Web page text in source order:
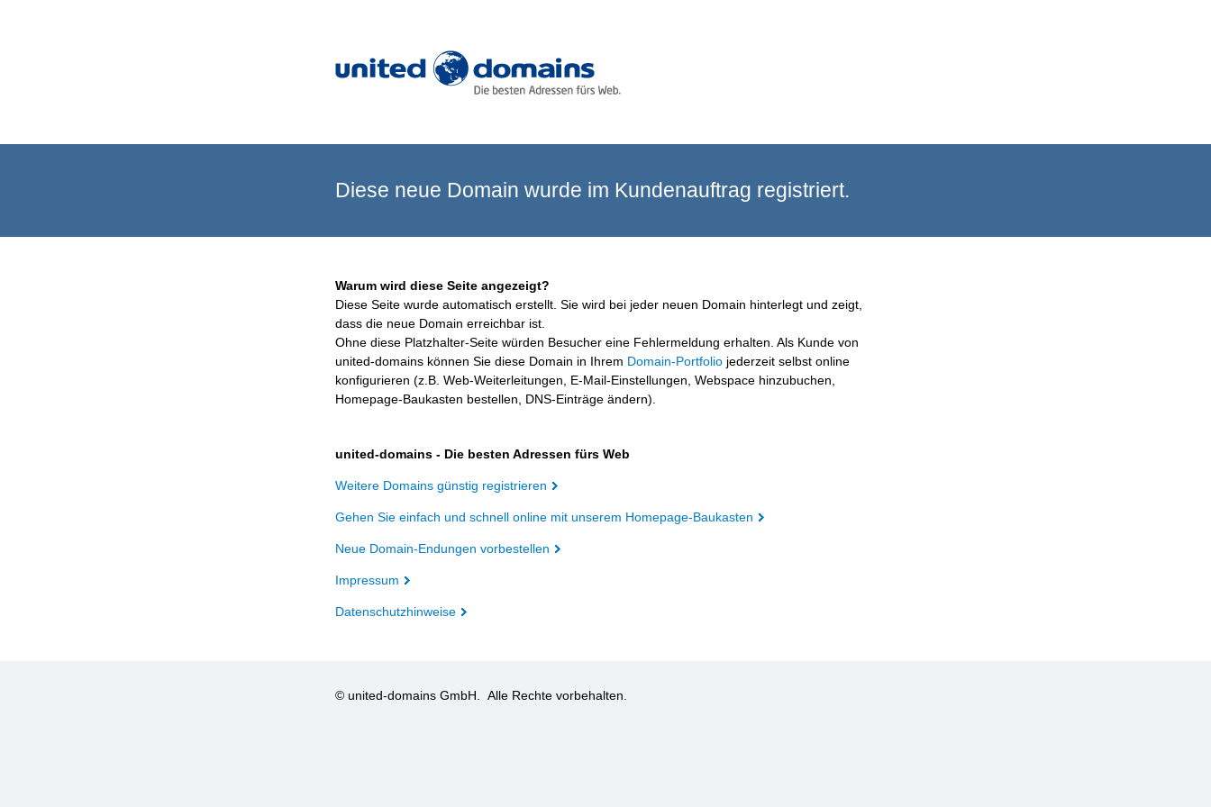
Diese neue Domain wurde im Kundenauftrag registriert.
Warum wird diese Seite angezeigt?
Diese Seite wurde automatisch erstellt. Sie wird bei jeder neuen Domain hinterlegt und zeigt,
dass die neue Domain erreichbar ist.
Ohne diese Platzhalter-Seite würden Besucher eine Fehlermeldung erhalten. Als Kunde von
united-domains können Sie diese Domain in Ihrem Domain-Portfolio jederzeit selbst online
konfigurieren (z.B. Web-Weiterleitungen, E-Mail-Einstellungen, Webspace hinzubuchen,
Homepage-Baukasten bestellen, DNS-Einträge ändern).
united-domains - Die besten Adressen fürs Web
Weitere Domains günstig registrieren
Gehen Sie einfach und schnell online mit unserem Homepage-Baukasten
Neue Domain-Endungen vorbestellen
Impressum
Datenschutzhinweise
© united-domains GmbH. Alle Rechte vorbehalten.